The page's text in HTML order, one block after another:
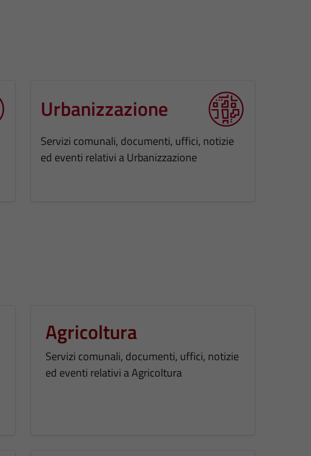
Urbanizzazione
Servizi comunali, documenti, uffici, notizie
ed eventi relativi a Urbanizzazione
Agricoltura
Servizi comunali, documenti, uffici, notizie
ed eventi relativi a Agricoltura